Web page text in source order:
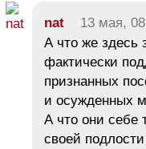
nat 13 мая,
А что же здесь
фактически
признанных
и осужденных
А что они себе
своей